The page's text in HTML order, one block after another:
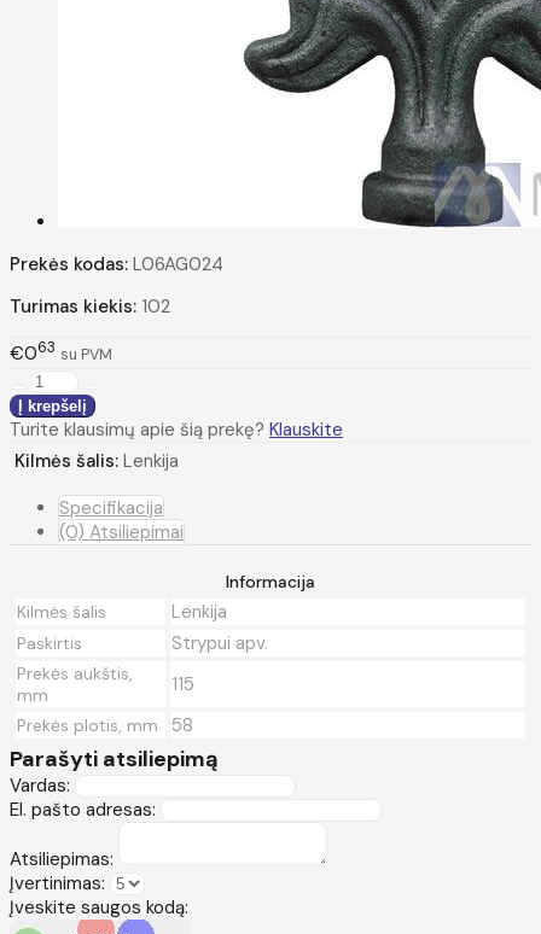
Prekės kodas: L06AG024
Turimas kiekis: 102
€063 su PVM
Turite klausimų apie šią prekę? Klauskite
Kilmės šalis: Lenkija
Specifikacija
(0) Atsiliepimai
Informacija
Kilmės šalis
Lenkija
Paskirtis Strypui apv.
Prekės aukštis,
mm
115
Prekės plotis, mm 58
Parašyti atsiliepimą
Vardas:
El. pašto adresas:
Atsiliepimas:
Įvertinimas:
Įveskite saugos kodą: